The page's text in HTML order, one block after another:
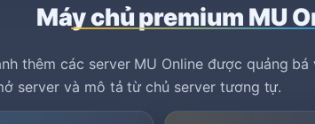
Máy chủ premium MU
thêm các server MU Online được quảng
server và mô tả từ chủ server tương tự.